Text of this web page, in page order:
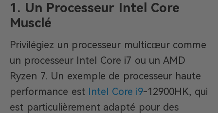
1. Un Processeur Intel Core
Musclé
Privilégiez un processeur multicœur comme
un processeur Intel Core i7 ou un AMD
Ryzen 7. Un exemple de processeur haute
performance est Intel Core i9-12900HK, qui
est particulièrement adapté pour des